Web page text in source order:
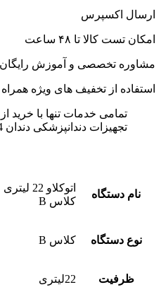
ارسال اکسپرس
امکان تست کالا تا ۴۸ ساعت
مشاوره تخصصی و آموزش رایگان
استفاده از تخفیف های ویژه
تمامی خدمات تنها با خرید
تجهیزات دندانپزشکی دندان 724
نام دستگاه
کلاس B
نوع دستگاه کلاس B
ظرفیت 22لیترى